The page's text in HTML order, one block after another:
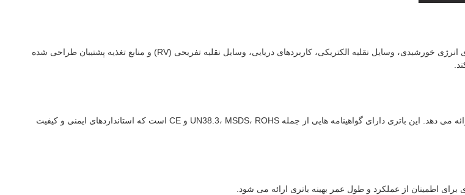
باتری BeLY LFP-12V330AHBLH 12V LiFePo4 برای کاربردهای مختلف از جمله سیستم های انرژی خورشیدی، وسایل نقلیه الکتریکی، کاربردهای دریایی، وسایل نقلیه تفریحی (RV) و منابع تغذیه پشتیبان طراحی شده
BeLY خدمات قابل تنظیم را برای باتری 12 ولت LiFePo4 با حداقل مقدار سفارش 50PCS ارائه می دهد. این باتری دارای گواهینامه هایی از جمله UN38.3، MSDS، ROHS و CE است که استانداردهای ایمنی و کیفیت
اطمینان از عملکرد و طول عمر بهینه باتری ارائه می شود.